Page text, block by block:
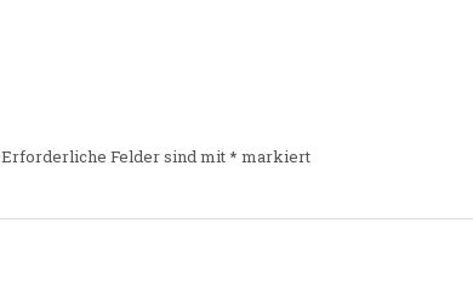
Erforderliche Felder sind mit* markiert